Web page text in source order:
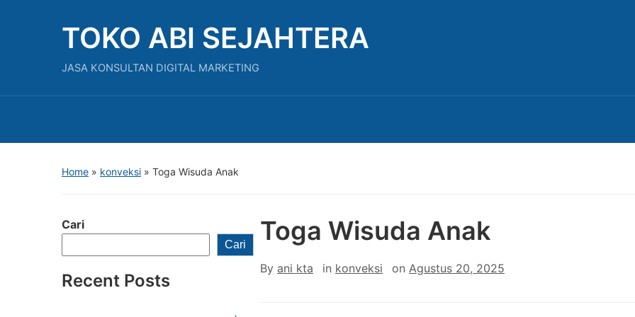
TOKO ABI SEJAHTERA
JASA KONSULTAN DIGITAL MARKETING
Home » konveksi » Toga Wisuda Anak
Cari
Cari
Recent Posts
Toga Wisuda Anak
By ani kta in konveksi on Agustus 20, 2025